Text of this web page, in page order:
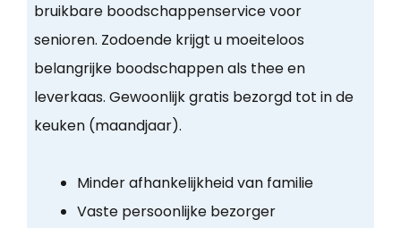
bruikbare boodschappenservice voor
senioren. Zodoende krijgt u moeiteloos
belangrijke boodschappen als thee en
leverkaas. Gewoonlijk gratis bezorgd tot in de
keuken (maandjaar).
Minder afhankelijkheid van familie
Vaste persoonlijke bezorger